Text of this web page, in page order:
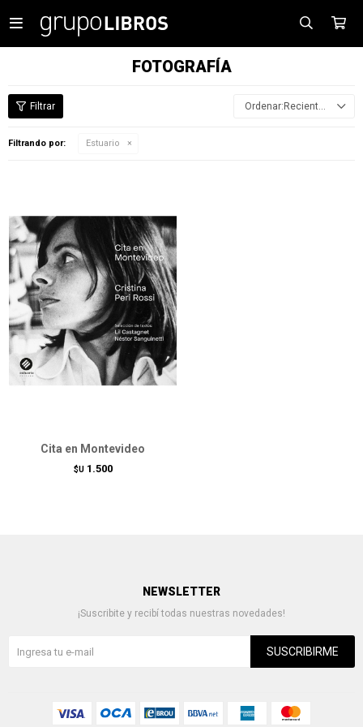

FOTOGRAFÍA
Recientes
Filtrando por: Estuario
Cita en Montevideo
$U 1.500
NEWSLETTER
¡Suscribite y recibí todas nuestras novedades!
SUSCRIBIRME